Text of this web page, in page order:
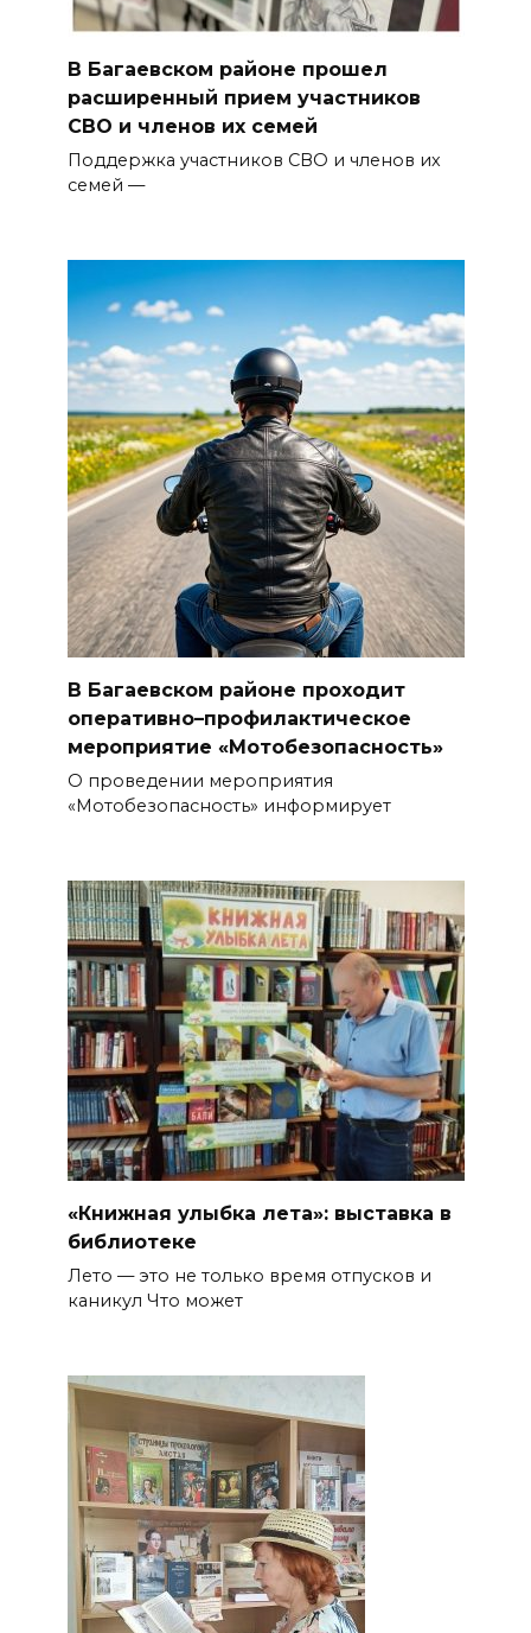
В Багаевском районе прошел
расширенный прием участников
СВО и членов их семей
Поддержка участников СВО и членов их
семей —
В Багаевском районе проходит
оперативно–профилактическое
мероприятие «Мотобезопасность»
О проведении мероприятия
«Мотобезопасность» информирует
«Книжная улыбка лета»: выставка в
библиотеке
Лето — это не только время отпусков и
каникул Что может